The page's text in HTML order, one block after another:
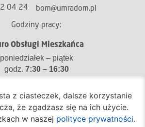
04 24 bom@umradom.pl
Godziny pracy:
Obsługi Mieszkańca
poniedziałek – piątek
godz. 7:30 – 16:30
poniedziałek – piątek
godz.7:30 – 15:30
z ciasteczek, dalsze korzystanie
że zgadzasz się na ich użycie.
w naszej polityce prywatności.